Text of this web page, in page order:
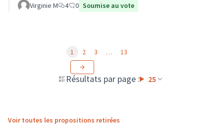
Virginie M 4 0 Soumise au vote
Résultats par page : 25
1 2 3 … 13
Voir toutes les propositions retirées